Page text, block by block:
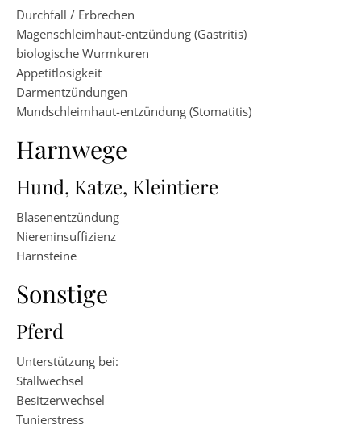
Durchfall / Erbrechen
Magenschleimhaut-entzündung (Gastritis)
biologische Wurmkuren
Appetitlosigkeit
Darmentzündungen
Mundschleimhaut-entzündung (Stomatitis)
Harnwege
Hund, Katze, Kleintiere
Blasenentzündung
Niereninsuffizienz
Harnsteine
Sonstige
Pferd
Unterstützung bei:
Stallwechsel
Besitzerwechsel
Tunierstress